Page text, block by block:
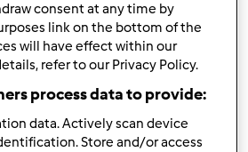
consent at any time by
link on the bottom of the
will have effect within our
refer to our Privacy Policy.
process data to provide:
data. Actively scan device
Store and/or access